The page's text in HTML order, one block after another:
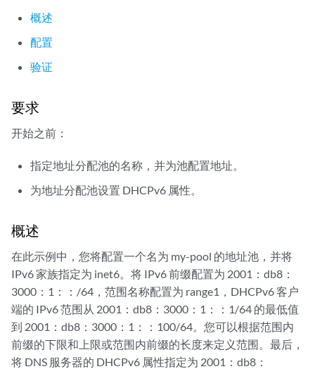
概述
配置
验证
要求
开始之前：
指定地址分配池的名称，并为池配置地址。
为地址分配池设置 DHCPv6 属性。
概述
在此示例中，您将配置一个名为 my-pool 的地址池，并将
IPv6 家族指定为 inet6。将 IPv6 前缀配置为 2001：db8：
3000：1：：/64，范围名称配置为 range1，DHCPv6 客户
端的 IPv6 范围从 2001：db8：3000：1：：1/64 的最低值
到 2001：db8：3000：1：：100/64。您可以根据范围内
前缀的下限和上限或范围内前缀的长度来定义范围。最后，
将 DNS 服务器的 DHCPv6 属性指定为 2001：db8：